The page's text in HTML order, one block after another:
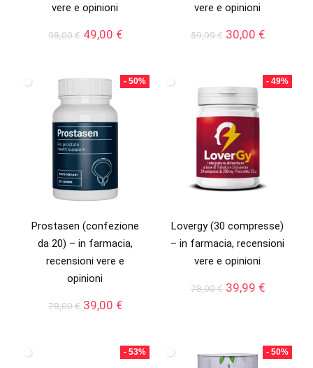
vere e opinioni
98,00€ Il
era:
98,00 €.
49,00 €Il
è:
49,00 €.
vere e opinioni
59,99€ Il
59,99 €.
30,00 €Il
è:
30,00 €.
- 50%
Prostasen (confezione
da 20) – in farmacia,
recensioni vere e
opinioni
78,00€ Il
78,00 €.
39,00 €Il
è:
39,00 €.
- 49%
Lovergy (30 compresse)
– in farmacia, recensioni
vere e opinioni
78,00€ Il
78,00 €.
39,99 €Il
39,99 €.
- 53% - 50%